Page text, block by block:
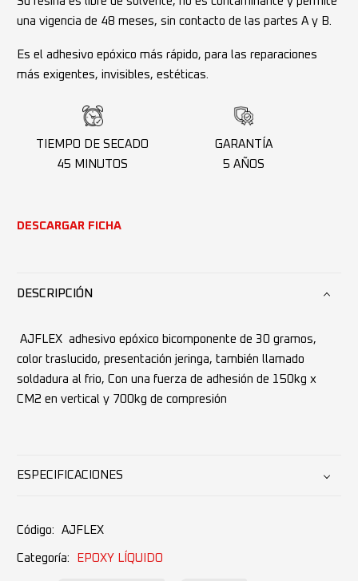
una vigencia de 48 meses, sin contacto de las partes A y B.
Es el adhesivo epóxico más rápido, para las reparaciones
más exigentes, invisibles, estéticas.
TIEMPO DE SECADO
45 MINUTOS
GARANTÍA
5 AÑOS
DESCARGAR FICHA
DESCRIPCIÓN
AJFLEX adhesivo epóxico bicomponente de 30 gramos,
color traslucido, presentación jeringa, también llamado
soldadura al frio, Con una fuerza de adhesión de 150kg x
CM2 en vertical y 700kg de compresión
ESPECIFICACIONES
Código: AJFLEX
Categoría: EPOXY LÍQUIDO